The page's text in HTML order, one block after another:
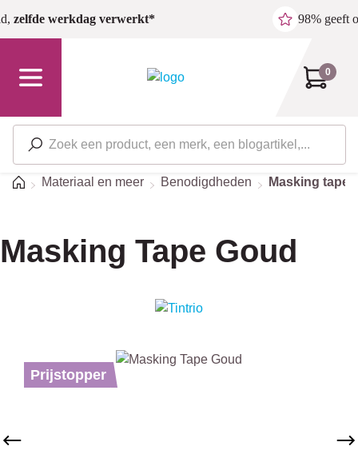
Ga naar de hoofdinhoud
zelfde werkdag verwerkt* 98% geeft
0
HomeMateriaal en meer Benodigdheden Masking tape
Masking Tape Goud
Afbeeldingengalerij overslaan
Prijstopper